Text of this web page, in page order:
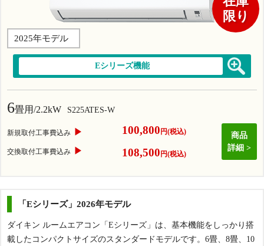
限り
2025年モデル
Eシリーズ機能
6畳用/2.2kW S225ATES-W
新規取付工事費込み ▶
交換取付工事費込み ▶
100,800 円(税込)
108,500 円(税込)
商品
詳細
「Eシリーズ」2026年モデル
ダイキン ルームエアコン「Eシリーズ」は、基本機能をしっかり搭
載したコンパクトサイズのスタンダードモデルです。6畳、8畳、10